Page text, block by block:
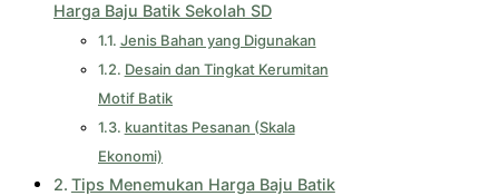
Harga Baju Batik Sekolah SD
Jenis Bahan yang Digunakan
Desain dan Tingkat Kerumitan
Motif Batik
kuantitas Pesanan (Skala
Ekonomi)
Tips Menemukan Harga Baju Batik